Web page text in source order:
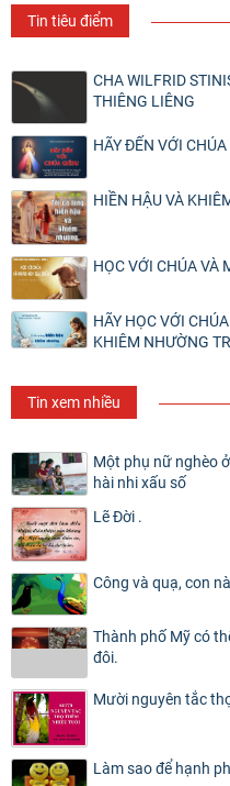
Tin tiêu điểm
CHA WILFRID
THIÊNG LIÊNG
HÃY ĐẾN VỚI CHÚA
HIỀN HẬU VÀ
HỌC VỚI CHÚA VÀ
HÃY HỌC VỚI
KHIÊM NHƯỜNG
Tin xem nhiều
Một phụ nữ nghèo
hài nhi xấu số
Lẽ Đời .
Công và quạ, con
Thành phố Mỹ có
đôi.
Mười nguyên tắc
Làm sao để hạnh